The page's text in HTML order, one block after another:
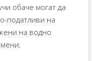
обаче могат да
податливи на
на водно